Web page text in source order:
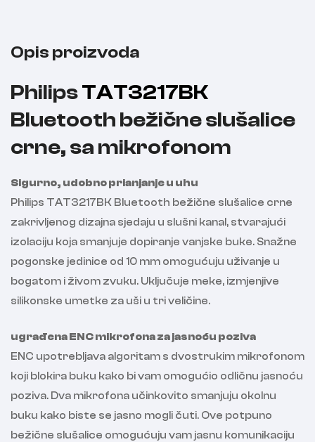
Opis proizvoda
PhilipsTAT3217BK
Bluetooth bežične slušalice
crne, sa mikrofonom
Sigurno, udobno prianjanje u uhu
Philips TAT3217BK Bluetooth bežične slušalice crne
zakrivljenog dizajna sjedaju u slušni kanal, stvarajući
izolaciju koja smanjuje dopiranje vanjske buke. Snažne
pogonske jedinice od 10 mm omogućuju uživanje u
bogatom i živom zvuku. Uključuje meke, izmjenjive
silikonske umetke za uši u tri veličine.
ugrađena ENC mikrofona za jasnoću poziva
ENC upotrebljava algoritam s dvostrukim mikrofonom
koji blokira buku kako bi vam omogućio odličnu jasnoću
poziva. Dva mikrofona učinkovito smanjuju okolnu
buku kako biste se jasno mogli čuti. Ove potpuno
bežične slušalice omogućuju vam jasnu komunikaciju